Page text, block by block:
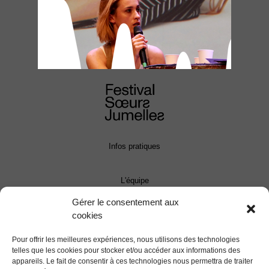
Gérer le consentement aux
cookies
Pour offrir les meilleures expériences, nous utilisons des technologies
telles que les cookies pour stocker et/ou accéder aux informations des
appareils. Le fait de consentir à ces technologies nous permettra de traiter
Infos pratiques
L'équipe
Presse